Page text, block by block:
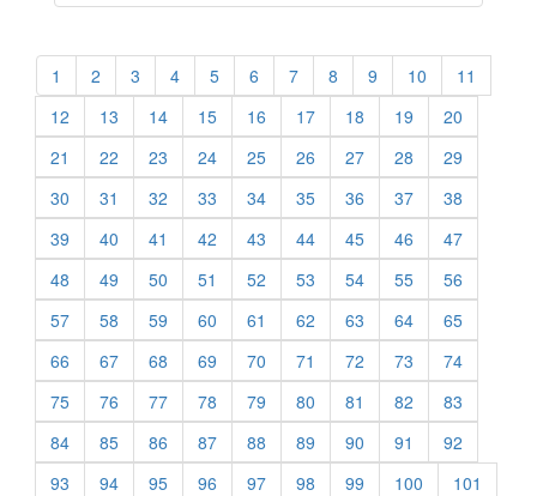
1 2 3 4 5 6 7 8 9 10
11
12
13 14 15 16 17 18 19
20
21
22 23 24 25 26 27 28
29
30
31 32 33 34 35 36 37
38
39
40 41 42 43 44 45 46
47
48
49 50 51 52 53 54 55
56
57
58 59 60 61 62 63 64
65
66
67 68 69 70 71 72 73
74
75
76 77 78 79 80 81 82
83
84
85 86 87 88 89 90 91
92
93
94 95 96 97 98 99 100
101